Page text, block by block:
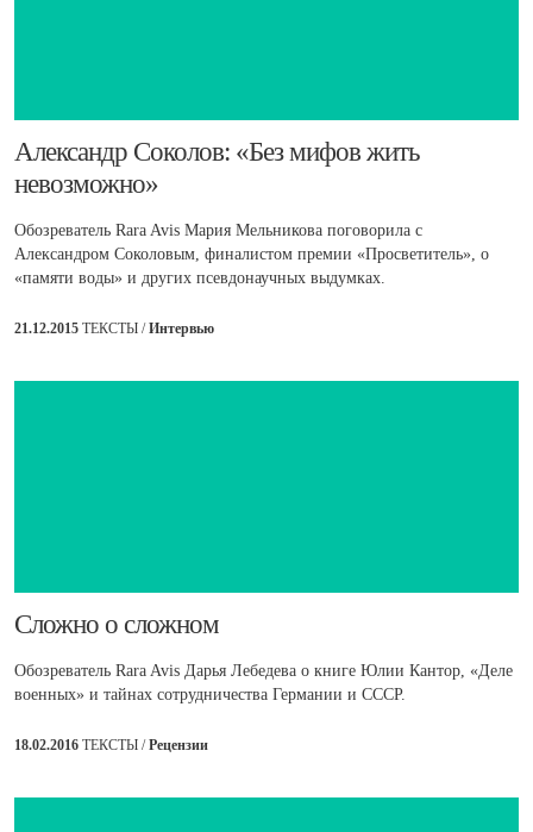
​Александр Соколов: «Без мифов жить
невозможно»
Обозреватель Rara Avis Мария Мельникова поговорила с
Александром Соколовым, финалистом премии «Просветитель», о
«памяти воды» и других псевдонаучных выдумках.
21.12.2015 ТЕКСТЫ /Интервью
​Сложно о сложном
Обозреватель Rara Avis Дарья Лебедева о книге Юлии Кантор, «Деле
военных» и тайнах сотрудничества Германии и СССР.
18.02.2016 ТЕКСТЫ /Рецензии